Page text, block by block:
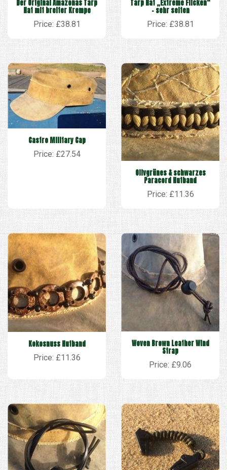
Der Original Amazonas Tarp
Hat mit breiter Krempe
Price: £38.81
Tarp Hat „Extreme Flicken“
– sehr selten
Price: £38.81
Castro Military Cap
Price: £27.54
Olivgrünes & schwarzes
Paracord Hutband
Price: £11.36
Kokosnuss Hutband
Price: £11.36
Woven Brown Leather Wind
Strap
Price: £9.06